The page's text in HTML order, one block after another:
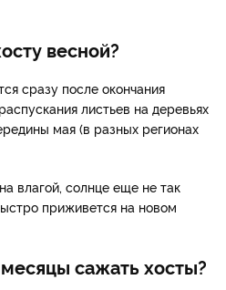
весной?
сразу после окончания
листьев на деревьях
мая (в разных регионах
влагой, солнце еще не так
приживется на новом
сажать хосты?